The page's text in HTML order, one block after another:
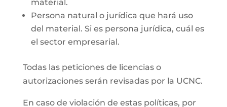
material.
Persona natural o jurídica que hará uso
del material. Si es persona jurídica, cuál es
el sector empresarial.
Todas las peticiones de licencias o
autorizaciones serán revisadas por la UCNC.
En caso de violación de estas políticas, por